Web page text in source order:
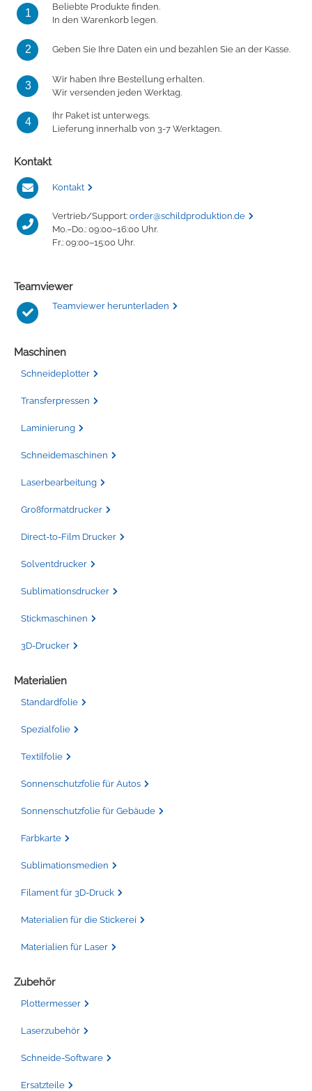
1
Beliebte Produkte finden.
In den Warenkorb legen.
2 Geben Sie Ihre Daten ein und bezahlen Sie an der Kasse.
3
Wir haben Ihre Bestellung erhalten.
Wir versenden jeden Werktag.
4
Ihr Paket ist unterwegs.
Lieferung innerhalb von 3-7 Werktagen.
Kontakt
Kontakt
Vertrieb/Support: order@schildproduktion.de
Mo.–Do.: 09:00–16:00 Uhr.
Fr.: 09:00–15:00 Uhr.
Teamviewer
Teamviewer herunterladen
Maschinen
Schneideplotter
Transferpressen
Laminierung
Schneidemaschinen
Laserbearbeitung
Großformatdrucker
Direct-to-Film Drucker
Solventdrucker
Sublimationsdrucker
Stickmaschinen
3D-Drucker
Materialien
Standardfolie
Spezialfolie
Textilfolie
Sonnenschutzfolie für Autos
Sonnenschutzfolie für Gebäude
Farbkarte
Sublimationsmedien
Filament für 3D-Druck
Materialien für die Stickerei
Materialien für Laser
Zubehör
Plottermesser
Laserzubehör
Schneide-Software
Ersatzteile